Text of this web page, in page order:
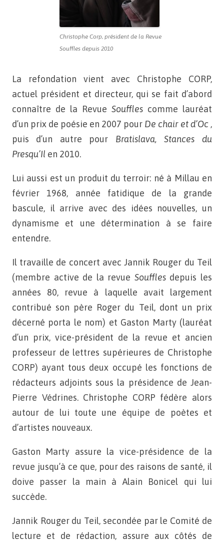
Christophe Corp, président de la Revue
Souffles depuis 2010
La refondation vient avec Christophe CORP,
actuel président et directeur, qui se fait d’abord
connaître de la Revue Souffles comme lauréat
d’un prix de poésie en 2007 pour De chair et d’Oc ,
puis d’un autre pour Bratislava, Stances du
Presqu’Il en 2010.
Lui aussi est un produit du terroir: né à Millau en
février 1968, année fatidique de la grande
bascule, il arrive avec des idées nouvelles, un
dynamisme et une détermination à se faire
entendre.
Il travaille de concert avec Jannik Rouger du Teil
(membre active de la revue Soufflesdepuis les
années 80, revue à laquelle avait largement
contribué son père Roger du Teil, dont un prix
décerné porta le nom) et Gaston Marty (lauréat
d’un prix, vice-président de la revue et ancien
professeur de lettres supérieures de Christophe
CORP) ayant tous deux occupé les fonctions de
rédacteurs adjoints sous la présidence de Jean-
Pierre Védrines. Christophe CORP fédère alors
autour de lui toute une équipe de poètes et
d’artistes nouveaux.
Gaston Marty assure la vice-présidence de la
revue jusqu’à ce que, pour des raisons de santé, il
doive passer la main à Alain Bonicel qui lui
succède.
Jannik Rouger du Teil, secondée par le Comité de
lecture et de rédaction, assure aux côtés de